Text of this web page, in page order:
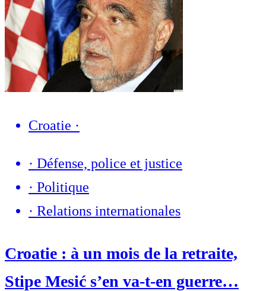
Croatie ·
· Défense, police et justice
· Politique
· Relations internationales
Croatie : à un mois de la retraite,
Stipe Mesić s’en va-t-en guerre…